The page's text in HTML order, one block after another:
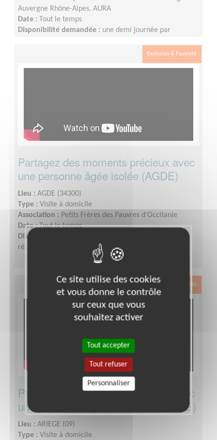
Auvergne Rhône-Alpes, AURA
Date : Tout le temps
Disponibilité demandée : une demi journée par
Exclusion & Pauvreté
Partagez des moments précieux avec
une personne âgée isolée (AGDE)
Lieu : AGDE (34300)
Type : Visite à domicile
Association : Petits Frères des Pauvres d'Occitanie
Date :Tout le temps
Disponibilité demandée :
réunion d'équipes
Exclusion & Pauvreté
Partagez des moments précieux avec
une personne âgée isolée (PAMIERS)
Lieu : ARIEGE (09)
Type : Visite à domicile
Ce site utilise des cookies
et vous donne le contrôle
sur ceux que vous
souhaitez activer
Tout accepter
Tout refuser
Personnaliser